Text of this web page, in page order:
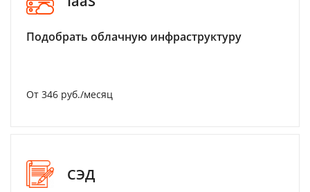
Подобрать облачную инфраструктуру
От 346 руб./месяц
СЭД